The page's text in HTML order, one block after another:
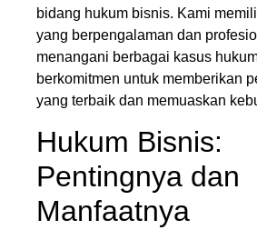
bidang hukum bisnis. Kami
yang berpengalaman dan
menangani berbagai kasus
berkomitmen untuk memberikan
yang terbaik dan memuaskan
Hukum Bisnis:
Pentingnya dan
Manfaatnya